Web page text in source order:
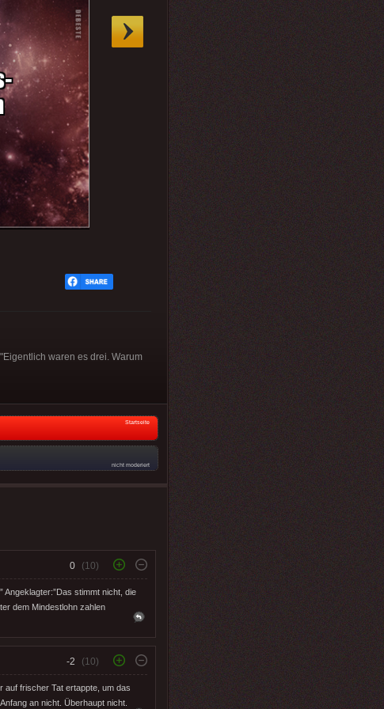
waren es drei. Warum
Startseite
nicht moderiert
0 (10)
Angeklagter:”Das stimmt nicht, die
dem Mindestlohn zahlen
-2 (10)
auf frischer Tat ertappte, um das
an nicht. Überhaupt nicht.